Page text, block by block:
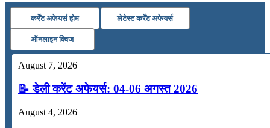
कर्रेंट अफेयर्स होम लेटेस्ट कर्रेंट अफेयर्स
ऑनलाइन क्विज
August 7, 2026
📝 डेली करेंट अफेयर्स: 04-06 अगस्त 2026
August 4, 2026